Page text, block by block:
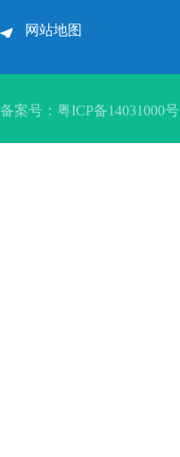
网站地图
备案号： 粤ICP备14031000号